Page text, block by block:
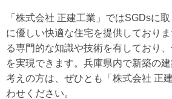
「株式会社 正建工業」ではSGDsに
に優しい快適な住宅を提供しており
る専門的な知識や技術を有しており
を実現できます。兵庫県内で新築の
考えの方は、ぜひとも「株式会社 正
わせください。